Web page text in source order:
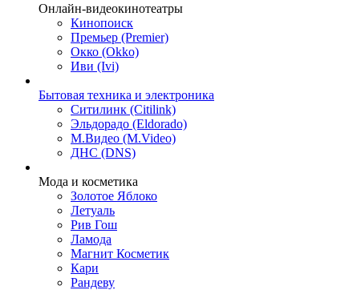
Онлайн-видеокинотеатры
Кинопоиск
Премьер (Premier)
Окко (Okko)
Иви (Ivi)
Бытовая техника и электроника
Ситилинк (Citilink)
Эльдорадо (Eldorado)
М.Видео (M.Video)
ДНС (DNS)
Мода и косметика
Золотое Яблоко
Летуаль
Рив Гош
Ламода
Магнит Косметик
Кари
Рандеву